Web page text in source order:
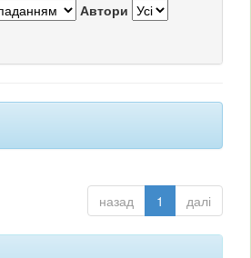
Автори
назад 1 далі